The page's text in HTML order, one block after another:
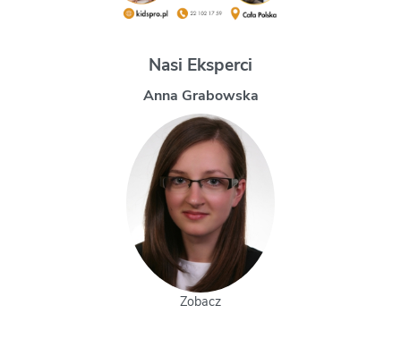
Nasi Eksperci
Magdalena Uchman
Zobacz